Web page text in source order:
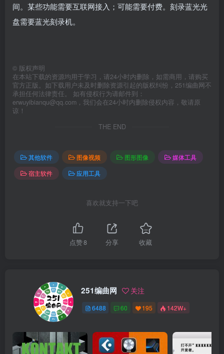
间。某些功能需要互联网接入；可能需要付费。刻录蓝光光
盘需要蓝光刻录机。
© 版权声明
在本站下载的资源均用于学习，请24小时内删除，如需商用，请购买
官方正版。如下载用户未及时删除资源引起的版权纠纷，251编曲网不
承担任何法律责任。 如有侵权行为请邮件到：
erwuyibianqu@qq.com，我们会在24小时内删除侵权内容，敬请原
谅！
THE END
其他软件 图像视频 图形图像
媒体工具
宿主软件
应用工具
喜欢就支持一下吧
点赞8 分享 收藏
251编曲网 关注
6488 60 195 142W+